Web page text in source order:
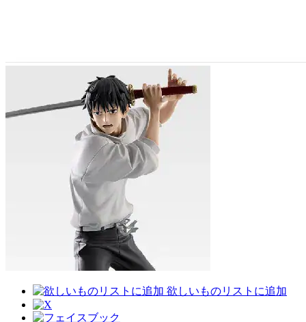
欲しいものリストに追加